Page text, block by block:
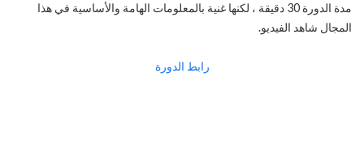
مدة الدورة 30 دقيقة ، لكنها غنية بالمعلومات الهامة والأساسية في هذا
المجال شاهد الفيديو.
رابط الدورة